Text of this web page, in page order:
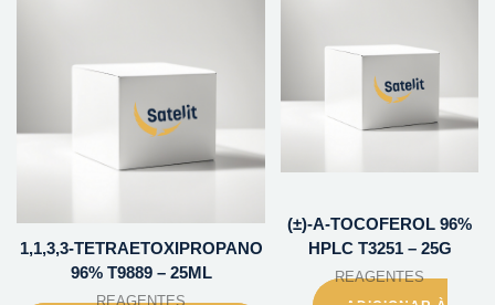
1,1,3,3-TETRAETOXIPROPANO
96% T9889 – 25ML
REAGENTES
(±)-A-TOCOFEROL 96%
HPLC T3251 – 25G
REAGENTES